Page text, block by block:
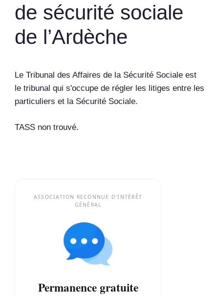
de sécurité sociale
de l’Ardèche
Le Tribunal des Affaires de la Sécurité Sociale est
le tribunal qui s'occupe de régler les litiges entre les
particuliers et la Sécurité Sociale.
TASS non trouvé.
ASSOCIATION RECONNUE D'INTÉRÊT
GÉNÉRAL
Permanence gratuite